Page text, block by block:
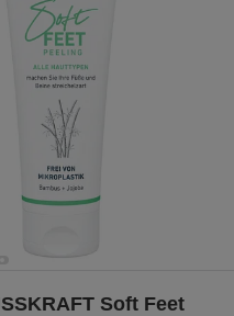
Soft Feet